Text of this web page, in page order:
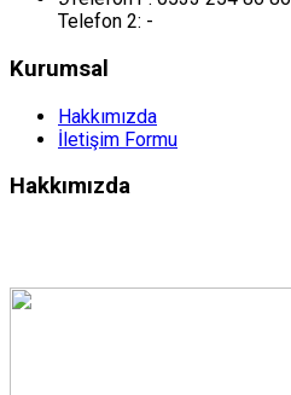
Telefon 2: -
Kurumsal
Hakkımızda
İletişim Formu
Hakkımızda